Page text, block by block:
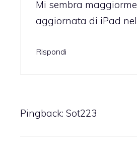
Mi sembra
aggiornata di iPad
Rispondi
Pingback: Sot223